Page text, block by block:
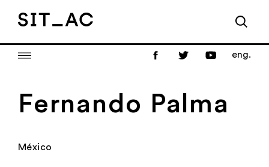
eng.
Fernando Palma
México